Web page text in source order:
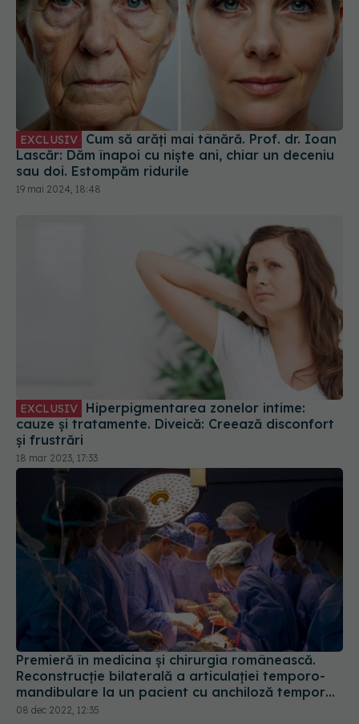
EXCLUSIV
Cum să arăți mai tânără. Prof. dr. Ioan
Lascăr: Dăm înapoi cu niște ani, chiar un deceniu
sau doi. Estompăm ridurile
19 mai 2024, 18:48
cauze și tratamente. Diveică: Creează disconfort
Premieră în medicina și chirurgia românească.
Reconstrucție bilaterală a articulației temporo-
mandibulare la un pacient cu anchiloză temporo-
mandibulară post-traumatică bilaterală
08 dec 2022, 12:35